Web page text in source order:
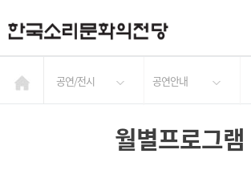
공연/전시 공연안내
월별프로그램